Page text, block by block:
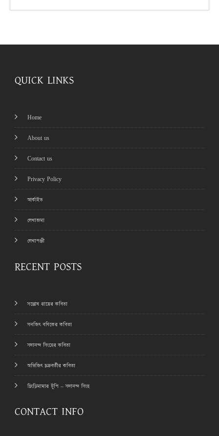
QUICK LINKS
Home
About us
Contact us
Privacy Policy
আর্কাইভ
লেখাজমা
লেখাপঞ্জী
RECENT POSTS
সন্তোষ রায়ের কবিতা
সনজিৎ বণিকের কবিতা
সদানন্দ সিংহের কবিতা
অভিজিৎ চক্রবর্তীর কবিতা
চিংড়িমামার টুপি – সদানন্দ সিংহ
CONTACT INFO